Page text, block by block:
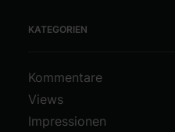
KATEGORIEN
Kommentare
Views
Impressionen